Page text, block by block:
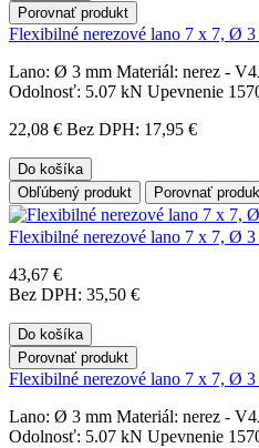
Porovnať produkt
Flexibilné nerezové lano 7 x 7, Ø
Lano: Ø 3 mm Materiál: nerez -
Odolnosť: 5.07 kN Upevnenie
22,08 € Bez DPH: 17,95 €
Do košíka
Obľúbený produkt
Porovnať
Flexibilné nerezové lano 7 x 7, Ø
43,67 €
Bez DPH: 35,50 €
Do košíka
Porovnať produkt
Flexibilné nerezové lano 7 x 7, Ø
Lano: Ø 3 mm Materiál: nerez -
Odolnosť: 5.07 kN Upevnenie